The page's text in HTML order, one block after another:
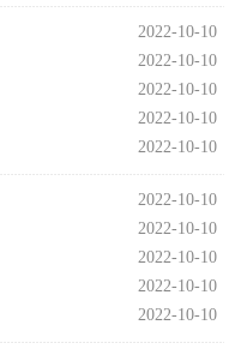
2022-10-10
2022-10-10
2022-10-10
2022-10-10
2022-10-10
2022-10-10
2022-10-10
2022-10-10
2022-10-10
2022-10-10